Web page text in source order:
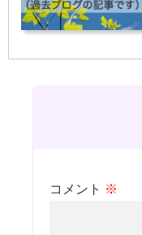
コメント ※